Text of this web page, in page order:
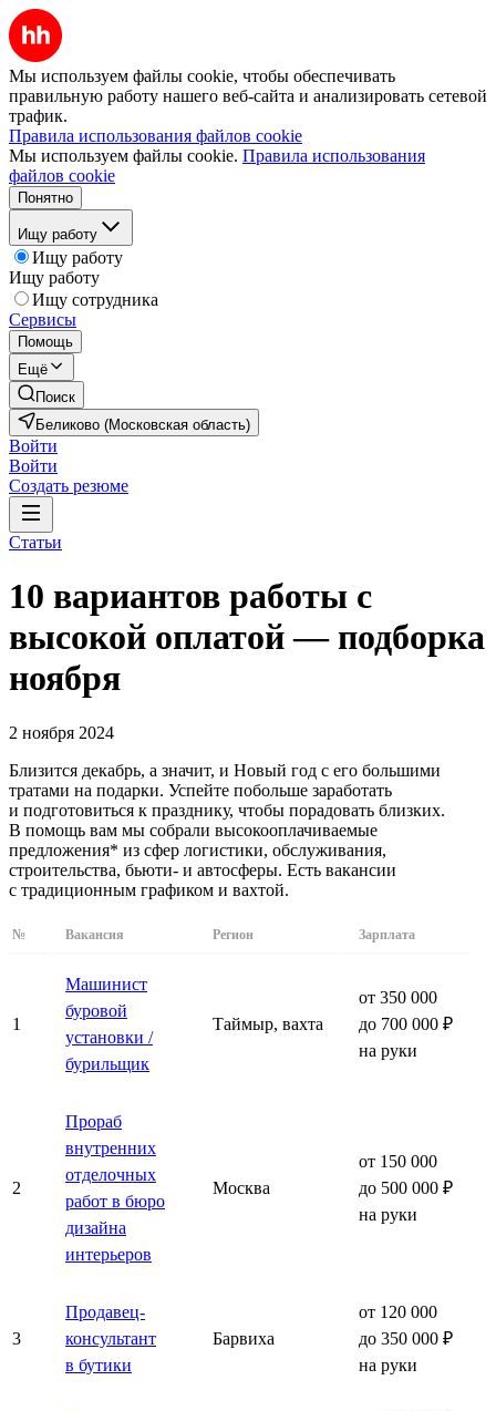
Мы используем файлы cookie, чтобы обеспечивать
правильную работу нашего веб-сайта и анализировать сетевой
трафик.
Правила использования файлов cookie
Мы используем файлы cookie. Правила использования
файлов cookie
Понятно
Ищу работу
Ищу работу
Ищу работу
Ищу сотрудника
Сервисы
Помощь
Ещё
Поиск
Беликово (Московская область)
Войти
Войти
Создать резюме
Статьи
10 вариантов работы с
высокой оплатой — подборка
ноября
2 ноября 2024
Близится декабрь, а значит, и Новый год с его большими
тратами на подарки. Успейте побольше заработать
и подготовиться к празднику, чтобы порадовать близких.
В помощь вам мы собрали высокооплачиваемые
предложения* из сфер логистики, обслуживания,
строительства, бьюти- и автосферы. Есть вакансии
с традиционным графиком и вахтой.
№ Вакансия Регион Зарплата
1
Машинист
буровой
установки /
бурильщик
Таймыр, вахта
от 350 000
до 700 000 ₽
на руки
2
Прораб
внутренних
отделочных
работ в бюро
дизайна
интерьеров
Москва
от 150 000
до 500 000 ₽
на руки
3
Продавец-
консультант
в бутики
Барвиха
от 120 000
до 350 000 ₽
на руки